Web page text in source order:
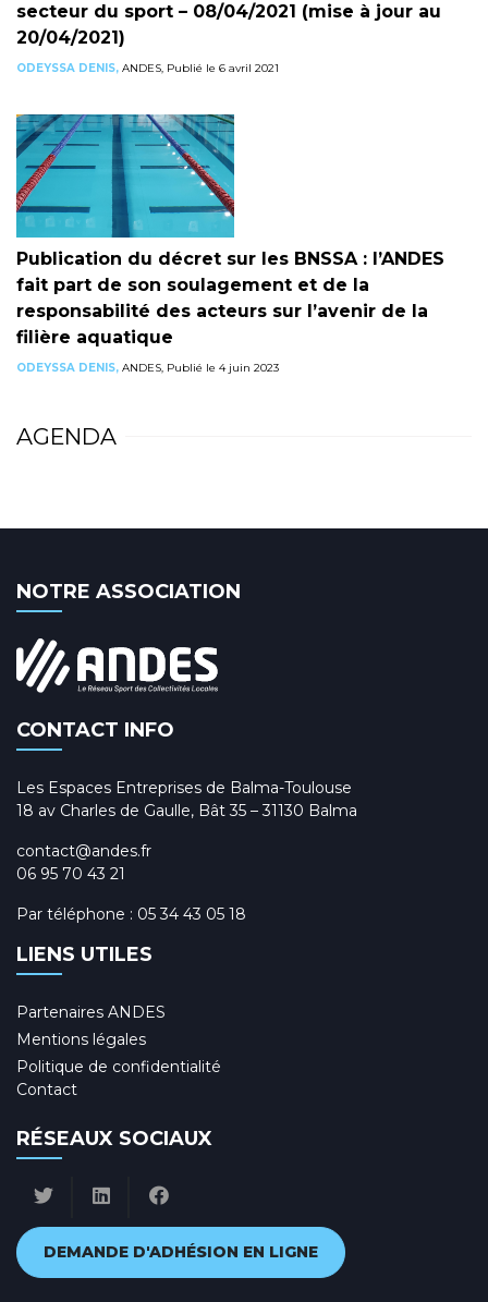
secteur du sport – 08/04/2021 (mise à jour au
20/04/2021)
ODEYSSA DENIS, ANDES, Publié le 6 avril 2021
Publication du décret sur les BNSSA : l’ANDES
fait part de son soulagement et de la
responsabilité des acteurs sur l’avenir de la
filière aquatique
ODEYSSA DENIS, ANDES, Publié le 4 juin 2023
AGENDA
NOTRE ASSOCIATION
CONTACT INFO
Les Espaces Entreprises de Balma-Toulouse
18 av Charles de Gaulle, Bât 35 – 31130 Balma
contact@andes.fr
06 95 70 43 21
Par téléphone : 05 34 43 05 18
LIENS UTILES
Partenaires ANDES
Mentions légales
Politique de confidentialité
Contact
RÉSEAUX SOCIAUX
DEMANDE D'ADHÉSION EN LIGNE